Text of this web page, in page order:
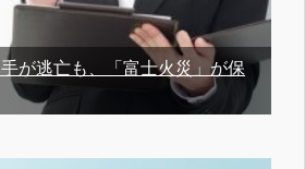
手が逃亡も、「富士火災」が保